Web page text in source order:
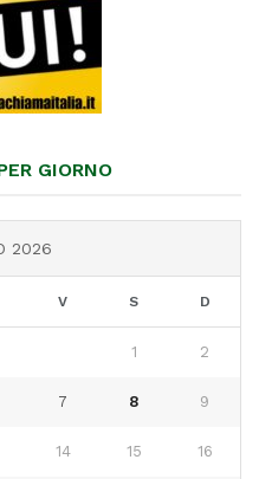
GIORNO
2026
V S D
1 2
7 8 9
14 15 16